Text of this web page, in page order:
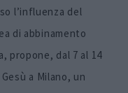
l’influenza del
di abbinamento
propone, dal 7 al 14
a Milano, un